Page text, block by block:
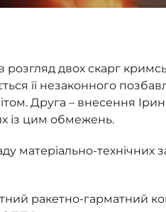
двох скарг
її незаконного
Друга – внесення
із цим обмежень.
матеріально-технічних
ракетно-гарматний